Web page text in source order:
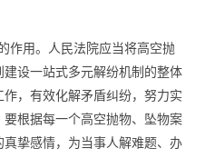
作用。人民法院应当将高空抛
设一站式多元解纷机制的整体
，有效化解矛盾纠纷，努力实
根据每一个高空抛物、坠物案
挚感情，为当事人解难题、办